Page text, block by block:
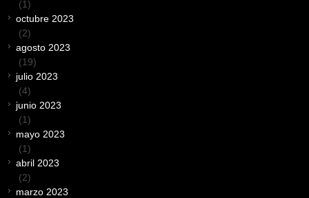
(1)
octubre 2023
(2)
agosto 2023
(19)
julio 2023
(4)
junio 2023
(1)
mayo 2023
(1)
abril 2023
(2)
marzo 2023